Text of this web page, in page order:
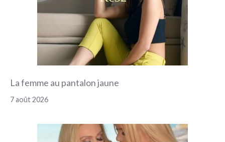
La femme au pantalon jaune
7 août 2026